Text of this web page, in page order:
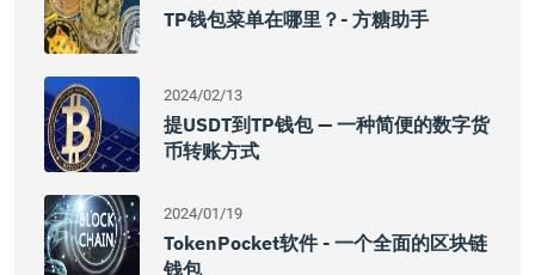
TP钱包菜单在哪里？- 方糖助手
2024/02/13
提USDT到TP钱包 — 一种简便的数字货
币转账方式
2024/01/19
TokenPocket软件 - 一个全面的区块链
钱包